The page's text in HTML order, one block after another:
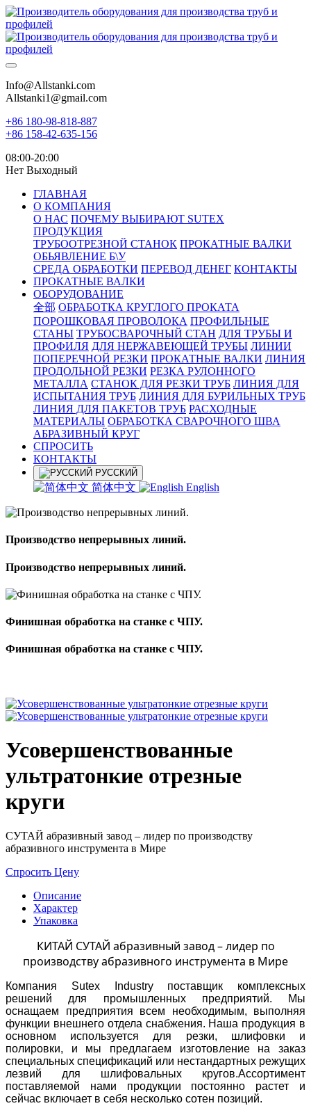
Info@Allstanki.com
Allstanki1@gmail.com
+86 180-98-818-887
+86 158-42-635-156
08:00-20:00
Нет Выходный
ГЛАВНАЯ
О КОМПАНИЯ
О НАС ПОЧЕМУ ВЫБИРАЮТ SUTEX
ПРОДУКЦИЯ
ТРУБООТРЕЗНОЙ СТАНОК ПРОКАТНЫЕ ВАЛКИ
ОБЬЯВЛЕНИЕ Б\У
СРЕДА ОБРАБОТКИ ПЕРЕВОД ДЕНЕГ КОНТАКТЫ
ПРОКАТНЫЕ ВАЛКИ
ОБОРУДОВАНИЕ
全部 ОБРАБОТКА КРУГЛОГО ПРОКАТА
ПОРОШКОВАЯ ПРОВОЛОКА ПРОФИЛЬНЫЕ
СТАНЫ ТРУБОСВАРОЧНЫЙ СТАН ДЛЯ ТРУБЫ И
ПРОФИЛЯ ДЛЯ НЕРЖАВЕЮЩЕЙ ТРУБЫ ЛИНИИ
ПОПЕРЕЧНОЙ РЕЗКИ ПРОКАТНЫЕ ВАЛКИ ЛИНИЯ
ПРОДОЛЬНОЙ РЕЗКИ РЕЗКА РУЛОННОГО
МЕТАЛЛА СТАНОК ДЛЯ РЕЗКИ ТРУБ ЛИНИЯ ДЛЯ
ИСПЫТАНИЯ ТРУБ ЛИНИЯ ДЛЯ БУРИЛЬНЫХ ТРУБ
ЛИНИЯ ДЛЯ ПАКЕТОВ ТРУБ РАСХОДНЫЕ
МАТЕРИАЛЫ OБРАБОТКА СВАРОЧНОГО ШВА
АБРАЗИВНЫЙ КРУГ
СПРОСИТЬ
КОНТАКТЫ
РУССКИЙ
简体中文 English
Производство непрерывных линий.
Производство непрерывных линий.
Финишная обработка на станке с ЧПУ.
Финишная обработка на станке с ЧПУ.
Усовершенствованные
ультратонкие отрезные
круги
СУТАЙ абразивный завод – лидер по производству
абразивного инструмента в Мире
Спросить Цену
Описание
Характер
Упаковка
КИТАЙ СУТАЙ абразивный завод – лидер по
производству абразивного инструмента в Мире
Компания Sutex Industry поставщик комплексных
решений для промышленных предприятий. Мы
оснащаем предприятия всем необходимым, выполняя
функции внешнего отдела снабжения. Наша продукция в
основном используется для резки, шлифовки и
полировки, и мы предлагаем изготовление на заказ
специальных спецификаций или нестандартных режущих
лезвий для шлифовальных кругов.Ассортимент
поставляемой нами продукции постоянно растет и
сейчас включает в себя несколько сотен позиций.